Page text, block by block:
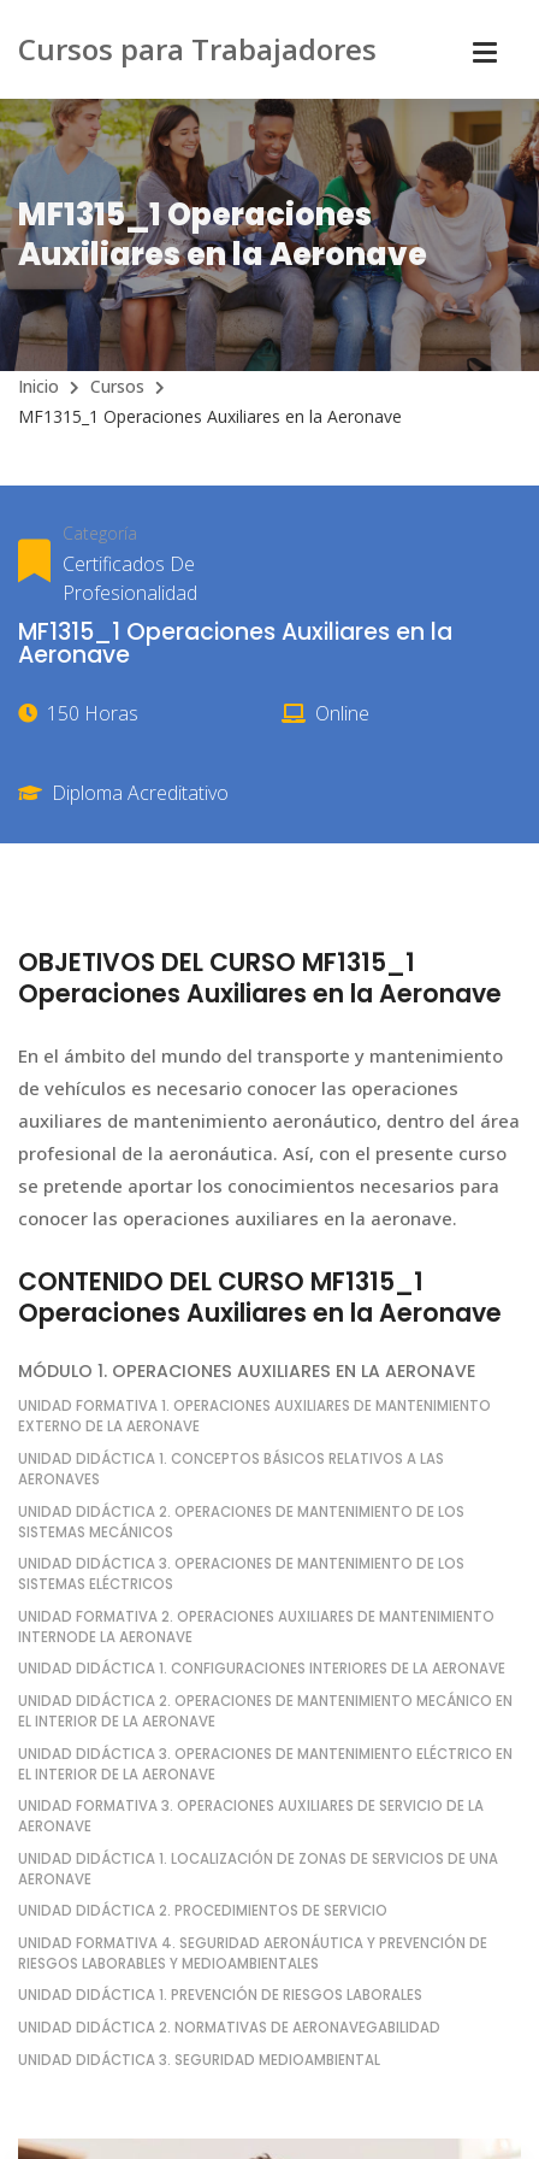
Cursos para Trabajadores
MF1315_1 Operaciones
Auxiliares en la Aeronave
Inicio
Cursos
MF1315_1 Operaciones Auxiliares en la Aeronave
Categoría
Certificados De
Profesionalidad
MF1315_1 Operaciones Auxiliares en la
Aeronave
150 Horas Online
Diploma Acreditativo
OBJETIVOS DEL CURSO MF1315_1
Operaciones Auxiliares en la Aeronave
En el ámbito del mundo del transporte y mantenimiento
de vehículos es necesario conocer las operaciones
auxiliares de mantenimiento aeronáutico, dentro del área
profesional de la aeronáutica. Así, con el presente curso
se pretende aportar los conocimientos necesarios para
conocer las operaciones auxiliares en la aeronave.
CONTENIDO DEL CURSO MF1315_1
Operaciones Auxiliares en la Aeronave
MÓDULO 1. OPERACIONES AUXILIARES EN LA AERONAVE
UNIDAD FORMATIVA 1. OPERACIONES AUXILIARES DE MANTENIMIENTO
EXTERNO DE LA AERONAVE
UNIDAD DIDÁCTICA 1. CONCEPTOS BÁSICOS RELATIVOS A LAS
AERONAVES
UNIDAD DIDÁCTICA 2. OPERACIONES DE MANTENIMIENTO DE LOS
SISTEMAS MECÁNICOS
UNIDAD DIDÁCTICA 3. OPERACIONES DE MANTENIMIENTO DE LOS
SISTEMAS ELÉCTRICOS
UNIDAD FORMATIVA 2. OPERACIONES AUXILIARES DE MANTENIMIENTO
INTERNODE LA AERONAVE
UNIDAD DIDÁCTICA 1. CONFIGURACIONES INTERIORES DE LA AERONAVE
UNIDAD DIDÁCTICA 2. OPERACIONES DE MANTENIMIENTO MECÁNICO EN
EL INTERIOR DE LA AERONAVE
UNIDAD DIDÁCTICA 3. OPERACIONES DE MANTENIMIENTO ELÉCTRICO EN
EL INTERIOR DE LA AERONAVE
UNIDAD FORMATIVA 3. OPERACIONES AUXILIARES DE SERVICIO DE LA
AERONAVE
UNIDAD DIDÁCTICA 1. LOCALIZACIÓN DE ZONAS DE SERVICIOS DE UNA
AERONAVE
UNIDAD DIDÁCTICA 2. PROCEDIMIENTOS DE SERVICIO
UNIDAD FORMATIVA 4. SEGURIDAD AERONÁUTICA Y PREVENCIÓN DE
RIESGOS LABORABLES Y MEDIOAMBIENTALES
UNIDAD DIDÁCTICA 1. PREVENCIÓN DE RIESGOS LABORALES
UNIDAD DIDÁCTICA 2. NORMATIVAS DE AERONAVEGABILIDAD
UNIDAD DIDÁCTICA 3. SEGURIDAD MEDIOAMBIENTAL